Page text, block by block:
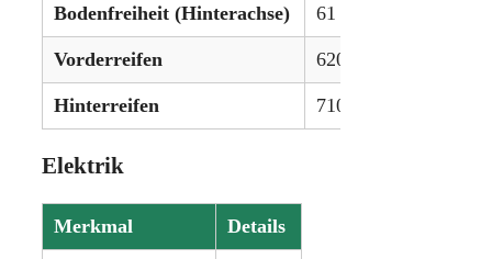
Bodenfreiheit (Hinterachse) 61 cm (24,1 Zoll)
Vorderreifen 620/75R30
Hinterreifen 710/85R38
Elektrik
Merkmal Details